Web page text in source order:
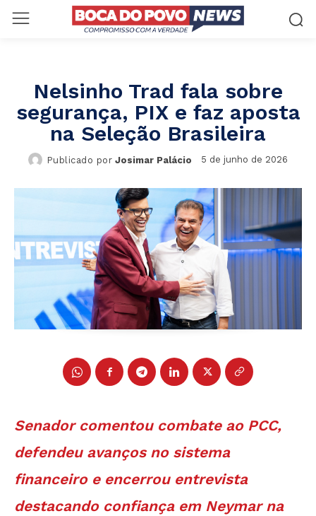
Nelsinho Trad fala sobre
segurança, PIX e faz aposta
na Seleção Brasileira
Publicado por Josimar Palácio 5 de junho de 2026
Senador comentou combate ao PCC,
defendeu avanços no sistema
financeiro e encerrou entrevista
destacando confiança em Neymar na